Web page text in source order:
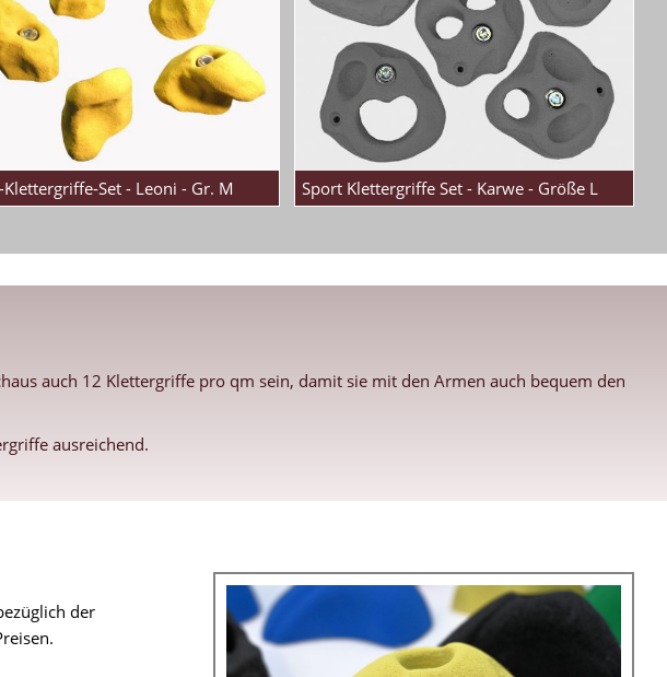
Klettergriffe-Set - Leoni - Gr. M Sport Klettergriffe Set - Karwe - Größe L
auch 12 Klettergriffe pro qm sein, damit sie mit den Armen auch bequem den
ausreichend.
der